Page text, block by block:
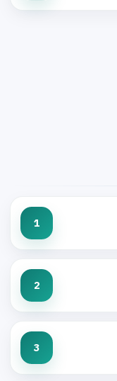
1
2
3